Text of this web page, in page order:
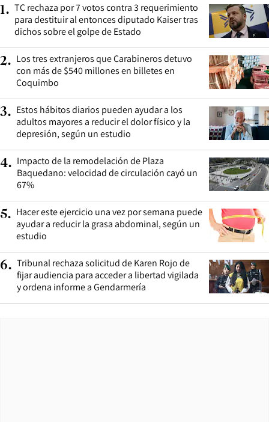
1. TC rechaza por 7 votos contra 3 requerimiento
para destituir al entonces diputado Kaiser tras
dichos sobre el golpe de Estado
2. Los tres extranjeros que Carabineros detuvo
con más de $540 millones en billetes en
Coquimbo
3. Estos hábitos diarios pueden ayudar a los
adultos mayores a reducir el dolor físico y la
depresión, según un estudio
4. Impacto de la remodelación de Plaza
Baquedano: velocidad de circulación cayó un
67%
5. Hacer este ejercicio una vez por semana puede
ayudar a reducir la grasa abdominal, según un
estudio
6. Tribunal rechaza solicitud de Karen Rojo de
fijar audiencia para acceder a libertad vigilada
y ordena informe a Gendarmería